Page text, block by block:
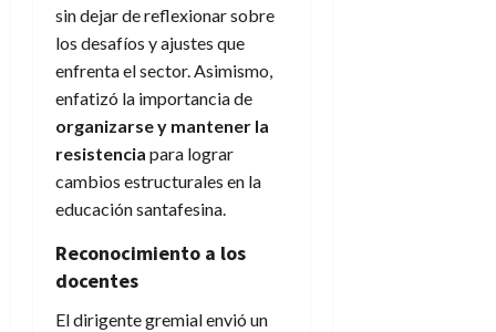
sin dejar de reflexionar sobre
los desafíos y ajustes que
enfrenta el sector. Asimismo,
enfatizó la importancia de
organizarse y mantener la
resistencia para lograr
cambios estructurales en la
educación santafesina.
Reconocimiento a los
docentes
El dirigente gremial envió un